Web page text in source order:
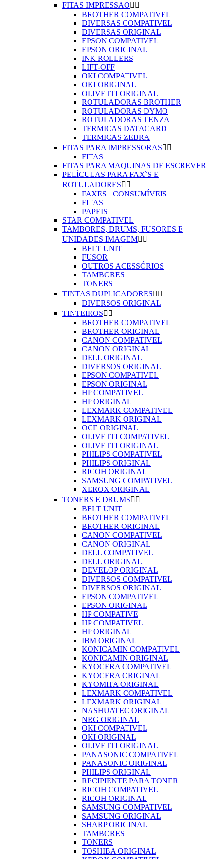
FITAS IMPRESSAO 
BROTHER COMPATIVEL
DIVERSAS COMPATIVEL
DIVERSAS ORIGINAL
EPSON COMPATIVEL
EPSON ORIGINAL
INK ROLLERS
LIFT-OFF
OKI COMPATIVEL
OKI ORIGINAL
OLIVETTI ORIGINAL
ROTULADORAS BROTHER
ROTULADORAS DYMO
ROTULADORAS TENZA
TERMICAS DATACARD
TERMICAS ZEBRA
FITAS PARA IMPRESSORAS 
FITAS
FITAS PARA MAQUINAS DE ESCREVER
PELÍCULAS PARA FAX`S E
ROTULADORES 
FAXES - CONSUMÍVEIS
FITAS
PAPEIS
STAR COMPATIVEL
TAMBORES, DRUMS, FUSORES E
UNIDADES IMAGEM 
BELT UNIT
FUSOR
OUTROS ACESSÓRIOS
TAMBORES
TONERS
TINTAS DUPLICADORES 
DIVERSOS ORIGINAL
TINTEIROS 
BROTHER COMPATIVEL
BROTHER ORIGINAL
CANON COMPATIVEL
CANON ORIGINAL
DELL ORIGINAL
DIVERSOS ORIGINAL
EPSON COMPATIVEL
EPSON ORIGINAL
HP COMPATIVEL
HP ORIGINAL
LEXMARK COMPATIVEL
LEXMARK ORIGINAL
OCE ORIGINAL
OLIVETTI COMPATIVEL
OLIVETTI ORIGINAL
PHILIPS COMPATIVEL
PHILIPS ORIGINAL
RICOH ORIGINAL
SAMSUNG COMPATIVEL
XEROX ORIGINAL
TONERS E DRUMS 
BELT UNIT
BROTHER COMPATIVEL
BROTHER ORIGINAL
CANON COMPATIVEL
CANON ORIGINAL
DELL COMPATIVEL
DELL ORIGINAL
DEVELOP ORIGINAL
DIVERSOS COMPATIVEL
DIVERSOS ORIGINAL
EPSON COMPATIVEL
EPSON ORIGINAL
HP COMPATIVE
HP COMPATIVEL
HP ORIGINAL
IBM ORIGINAL
KONICAMIN COMPATIVEL
KONICAMIN ORIGINAL
KYOCERA COMPATIVEL
KYOCERA ORIGINAL
KYOMITA ORIGINAL
LEXMARK COMPATIVEL
LEXMARK ORIGINAL
NASHUATEC ORIGINAL
NRG ORIGINAL
OKI COMPATIVEL
OKI ORIGINAL
OLIVETTI ORIGINAL
PANASONIC COMPATIVEL
PANASONIC ORIGINAL
PHILIPS ORIGINAL
RECIPIENTE PARA TONER
RICOH COMPATIVEL
RICOH ORIGINAL
SAMSUNG COMPATIVEL
SAMSUNG ORIGINAL
SHARP ORIGINAL
TAMBORES
TONERS
TOSHIBA ORIGINAL